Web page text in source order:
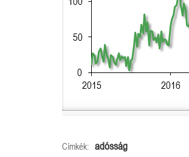
Címkék: adósság